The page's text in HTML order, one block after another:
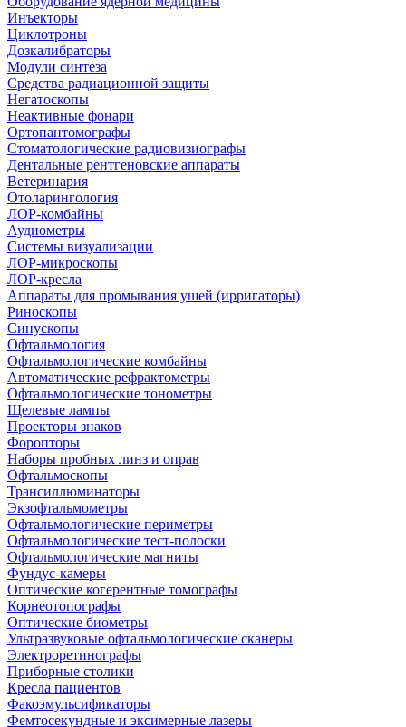
Инъекторы
Циклотроны
Дозкалибраторы
Модули синтеза
Средства радиационной защиты
Негатоскопы
Неактивные фонари
Ортопантомографы
Стоматологические радиовизиографы
Дентальные рентгеновские аппараты
Ветеринария
Отоларингология
ЛОР-комбайны
Аудиометры
Системы визуализации
ЛОР-микроскопы
ЛОР-кресла
Аппараты для промывания ушей (ирригаторы)
Риноскопы
Синускопы
Офтальмология
Офтальмологические комбайны
Автоматические рефрактометры
Офтальмологические тонометры
Щелевые лампы
Проекторы знаков
Форопторы
Наборы пробных линз и оправ
Офтальмоскопы
Трансиллюминаторы
Экзофтальмометры
Офтальмологические периметры
Офтальмологические тест-полоски
Офтальмологические магниты
Фундус-камеры
Оптические когерентные томографы
Корнеотопографы
Оптические биометры
Ультразвуковые офтальмологические сканеры
Электроретинографы
Приборные столики
Кресла пациентов
Факоэмульсификаторы
Фемтосекундные и эксимерные лазеры